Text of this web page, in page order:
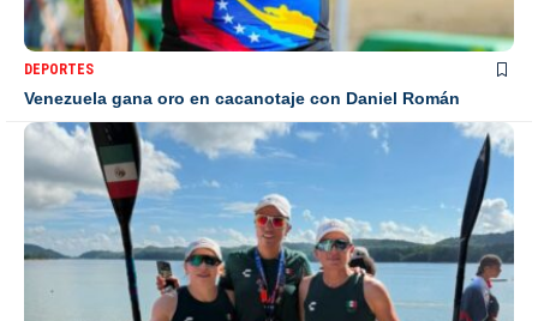
DEPORTES
Venezuela gana oro en cacanotaje con Daniel Román